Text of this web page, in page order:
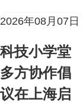
2026年08月07日
科技小学堂
多方协作倡
议在上海启